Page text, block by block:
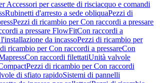
Accessori per cassette di risciacquo e comandi
Rubinetti d'arresto a sede obliquaPezzi di
Pezzi di ricambio per Con raccordi a pressare
a pressare FlowFitCon raccordi a
da incassoPezzi di ricambio per
ricambio per Con raccordi a pressareCon
Con raccordi filettatiUnità valvole
Pezzi di ricambio per Con raccordi
di sfiato rapidoSistemi di pannelli